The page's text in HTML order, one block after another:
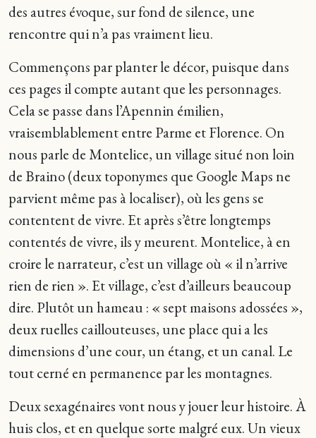
des autres évoque, sur fond de silence, une
rencontre qui n’a pas vraiment lieu.
Commençons par planter le décor, puisque dans
ces pages il compte autant que les personnages.
Cela se passe dans l’Apennin émilien,
vraisemblablement entre Parme et Florence. On
nous parle de Montelice, un village situé non loin
de Braino (deux toponymes que Google Maps ne
parvient même pas à localiser), où les gens se
contentent de vivre. Et après s’être longtemps
contentés de vivre, ils y meurent. Montelice, à en
croire le narrateur, c’est un village où « il n’arrive
rien de rien ». Et village, c’est d’ailleurs beaucoup
dire. Plutôt un hameau : « sept maisons adossées »,
deux ruelles caillouteuses, une place qui a les
dimensions d’une cour, un étang, et un canal. Le
tout cerné en permanence par les montagnes.
Deux sexagénaires vont nous y jouer leur histoire. À
huis clos, et en quelque sorte malgré eux. Un vieux